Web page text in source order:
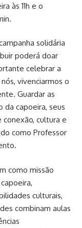
às 11h e o
solidária
poderá doar
celebrar a
vivenciarmos o
Guardar as
da capoeira, seus
cultura e
como Professor
como missão
culturais,
combinam aulas